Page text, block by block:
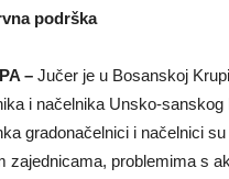
podrška
– Jučer je u Bosanskoj
i načelnika Unsko-sanskog
gradonačelnici i načelnici
zajednicama, problemima s